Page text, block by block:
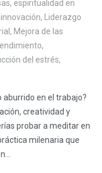
, espiritualidad en
innovación,
Liderazgo
, Mejora de las
,
del estrés,
aburrido en el trabajo?
creatividad y
probar a meditar en
milenaria que